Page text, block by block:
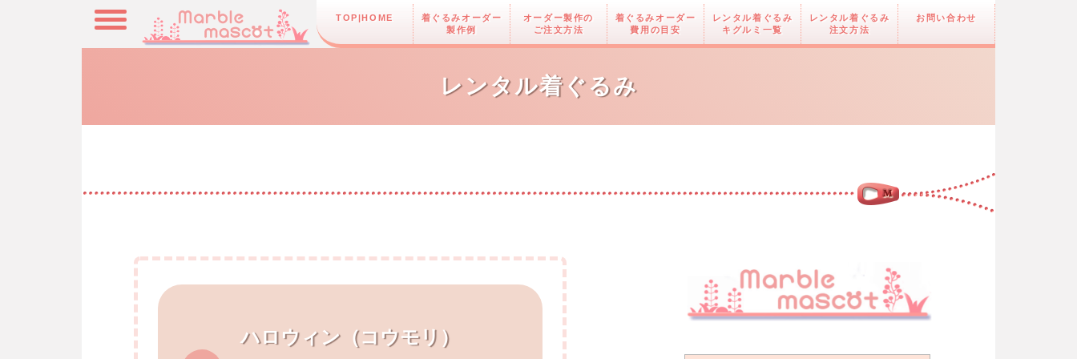
TOP|HOME
着ぐるみオーダー
製作例
オーダー製作の
ご注文方法
着ぐるみオーダー
費用の目安
レンタル着ぐるみ
キグルミ一覧
レンタル着ぐるみ
注文方法
お問い合わせ
レンタル着ぐるみ
ハロウィン（コウモリ）